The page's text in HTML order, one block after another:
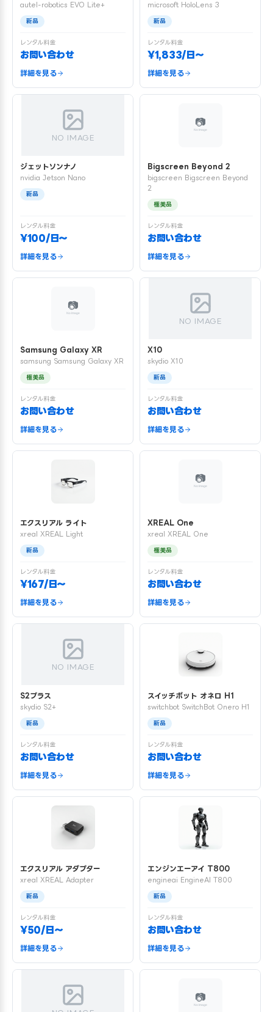
autel-robotics EVO Lite+
新品
レンタル料金
お問い合わせ
詳細を見る
microsoft HoloLens 3
新品
レンタル料金
¥1,833/日〜
詳細を見る
NO IMAGE
ジェットソンナノ
nvidia Jetson Nano
新品
レンタル料金
¥100/日〜
詳細を見る
Bigscreen Beyond 2
bigscreen Bigscreen Beyond
2
極美品
レンタル料金
お問い合わせ
詳細を見る
Samsung Galaxy XR
samsung Samsung Galaxy XR
極美品
レンタル料金
お問い合わせ
詳細を見る
NO IMAGE
X10
skydio X10
新品
レンタル料金
お問い合わせ
詳細を見る
エクスリアル ライト
xreal XREAL Light
新品
レンタル料金
¥167/日〜
詳細を見る
XREAL One
xreal XREAL One
極美品
レンタル料金
お問い合わせ
詳細を見る
NO IMAGE
S2プラス
skydio S2+
新品
レンタル料金
お問い合わせ
詳細を見る
スイッチボット オネロ H1
switchbot SwitchBot Onero H1
新品
レンタル料金
お問い合わせ
詳細を見る
エクスリアル アダプター
xreal XREAL Adapter
新品
レンタル料金
¥50/日〜
詳細を見る
エンジンエーアイ T800
engineai EngineAI T800
新品
レンタル料金
お問い合わせ
詳細を見る